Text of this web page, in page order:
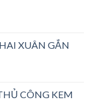
XUÂN GẮN
CÔNG KEM